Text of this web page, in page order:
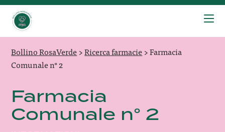
Bollino RosaVerde>Ricerca farmacie>Farmacia
Comunale n° 2
Farmacia
Comunale n° 2